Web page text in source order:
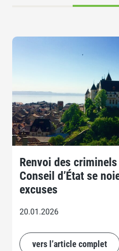
Renvoi des
Conseil d’État se
excuses
20.01.2026
vers l’article complet